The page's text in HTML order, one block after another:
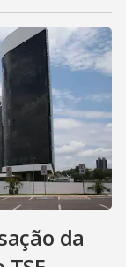
da